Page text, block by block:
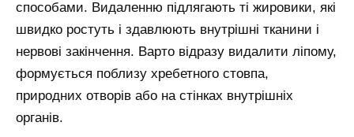
способами. Видаленню підлягають ті жировики, які
швидко ростуть і здавлюють внутрішні тканини і
нервові закінчення. Варто відразу видалити ліпому,
формується поблизу хребетного стовпа,
природних отворів або на стінках внутрішніх
органів.